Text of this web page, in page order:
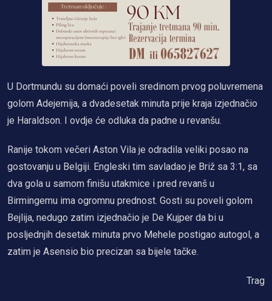
U Dortmundu su domaći poveli sredinom prvog poluvremena
golom Adejemija, a dvadesetak minuta prije kraja izjednačio
je Haraldson. I ovdje će odluka da padne u revanšu.
Ranije tokom večeri Aston Vila je odradila veliki posao na
gostovanju u Belgiji. Engleski tim savladao je Briž sa 3:1, sa
dva gola u samom finišu utakmice i pred revanš u
Birmingemu ima ogromnu prednost. Gosti su poveli golom
Bejlija, nedugo zatim izjednačio je De Kujper da bi u
posljednjih desetak minuta prvo Mehele postigao autogol, a
zatim je Asensio bio precizan sa bijele tačke.
Trag